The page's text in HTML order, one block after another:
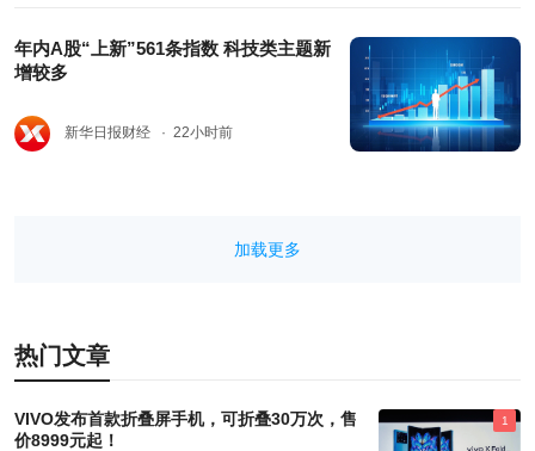
年内A股“上新”561条指数 科技类主题新
增较多
新华日报财经 · 22小时前
加载更多
热门文章
1
VIVO发布首款折叠屏手机，可折叠30万次，售
价8999元起！